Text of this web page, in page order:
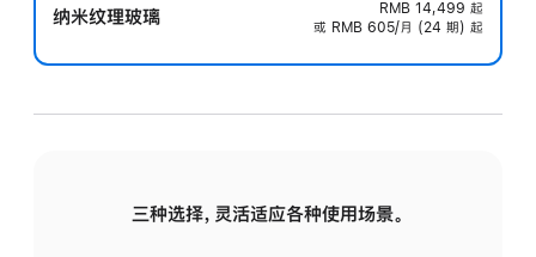
纳米纹理玻璃 RMB 14,499 起
或 RMB 605/月 (24 期) 起
三种选择，灵活适应各种使用场景。